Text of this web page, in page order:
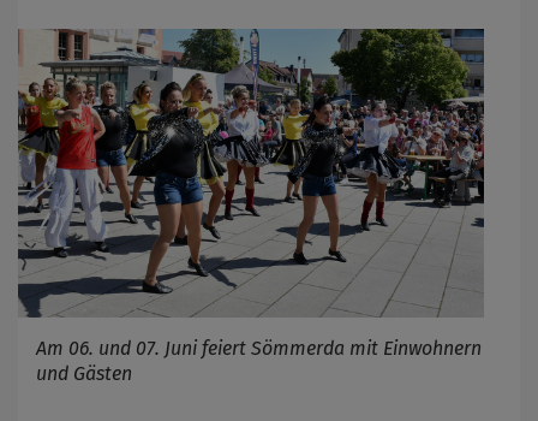
Am 06. und 07. Juni feiert Sömmerda mit Einwohnern
und Gästen